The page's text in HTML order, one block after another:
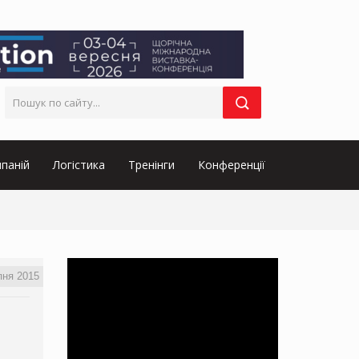
Логістика Тренінги Конференції
2015